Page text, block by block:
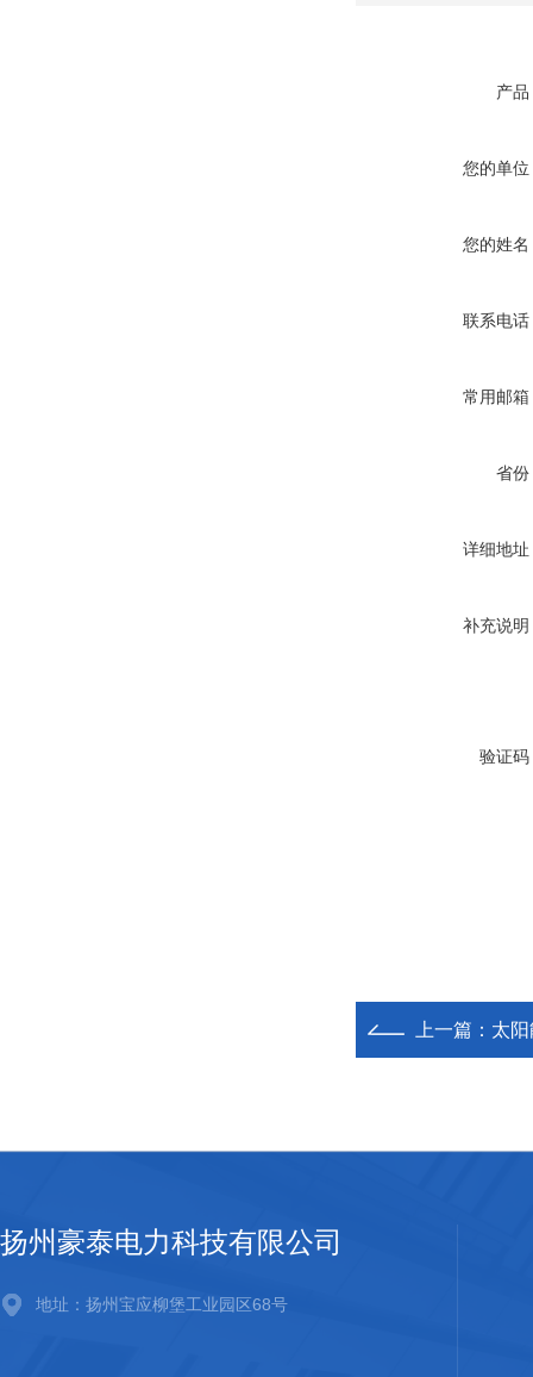
产品
您的单位
您的姓名
联系电话
常用邮箱
省份
详细地址
补充说明
验证码
上一篇： 太
扬州豪泰电力科技有限公司
地址：扬州宝应柳堡工业园区68号